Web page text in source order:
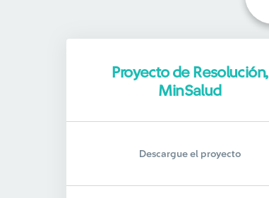
Proyecto de Resolución,
MinSalud
Descargue el proyecto